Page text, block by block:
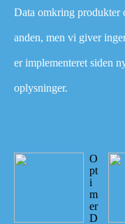
Data omkring produkter
anden, men vi giver
er implementeret siden
oplysninger.
O
pt
i
m
er
D